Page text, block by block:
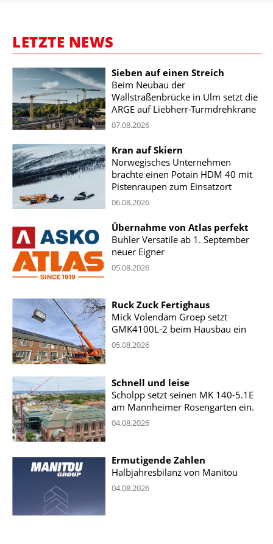
LETZTE NEWS
Sieben auf einen Streich
Beim Neubau der
Wallstraßenbrücke in Ulm setzt die
ARGE auf Liebherr-Turmdrehkrane
07.08.2026
Kran auf Skiern
Norwegisches Unternehmen
brachte einen Potain HDM 40 mit
Pistenraupen zum Einsatzort
06.08.2026
Übernahme von Atlas perfekt
Buhler Versatile ab 1. September
neuer Eigner
05.08.2026
Ruck Zuck Fertighaus
Mick Volendam Groep setzt
GMK4100L-2 beim Hausbau ein
05.08.2026
Schnell und leise
Scholpp setzt seinen MK 140-5.1E
am Mannheimer Rosengarten ein.
04.08.2026
Ermutigende Zahlen
Halbjahresbilanz von Manitou
04.08.2026